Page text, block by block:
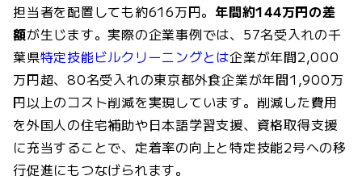
担当者を配置しても約616万円。 年間約144万円の差
額が生じます。実際の企業事例では、57名受入れの千
葉県特定技能ビルクリーニングとは企業が年間2,000
万円超、80名受入れの東京都外食企業が年間1,900万
円以上のコスト削減を実現しています。削減した費用
を外国人の住宅補助や日本語学習支援、資格取得支援
に充当することで、定着率の向上と特定技能2号への移
行促進にもつなげられます。